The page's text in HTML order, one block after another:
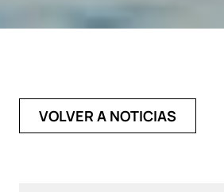
VOLVER A NOTICIAS